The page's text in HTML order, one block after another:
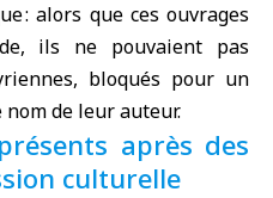
: alors que ces ouvrages
ils ne pouvaient pas
bloqués pour un
de leur auteur.
après des
culturelle